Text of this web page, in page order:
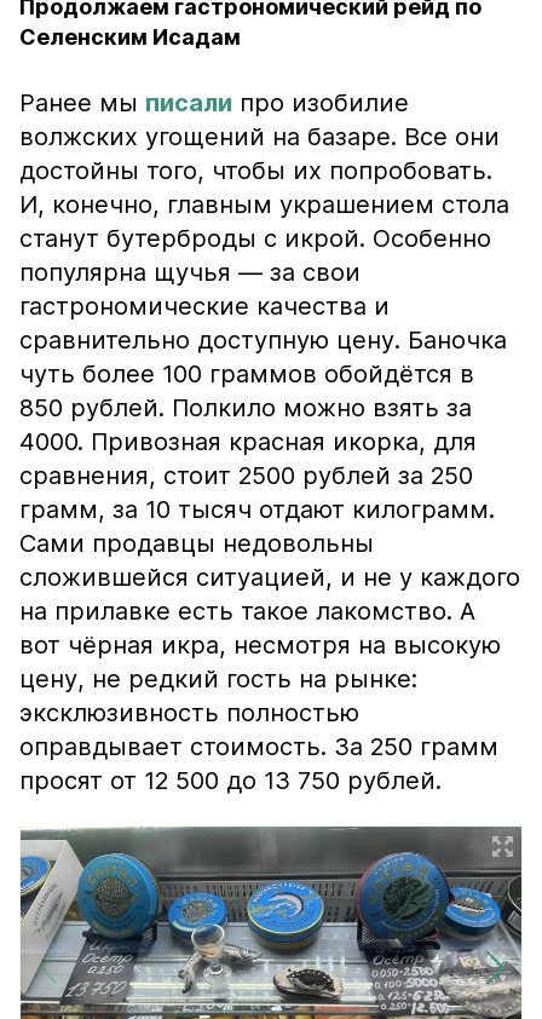
Продолжаем гастрономический рейд по
Селенским Исадам
Ранее мы писали про изобилие
волжских угощений на базаре. Все они
достойны того, чтобы их попробовать.
И, конечно, главным украшением стола
станут бутерброды с икрой. Особенно
популярна щучья — за свои
гастрономические качества и
сравнительно доступную цену. Баночка
чуть более 100 граммов обойдётся в
850 рублей. Полкило можно взять за
4000. Привозная красная икорка, для
сравнения, стоит 2500 рублей за 250
грамм, за 10 тысяч отдают килограмм.
Сами продавцы недовольны
сложившейся ситуацией, и не у каждого
на прилавке есть такое лакомство. А
вот чёрная икра, несмотря на высокую
цену, не редкий гость на рынке:
эксклюзивность полностью
оправдывает стоимость. За 250 грамм
просят от 12 500 до 13 750 рублей.